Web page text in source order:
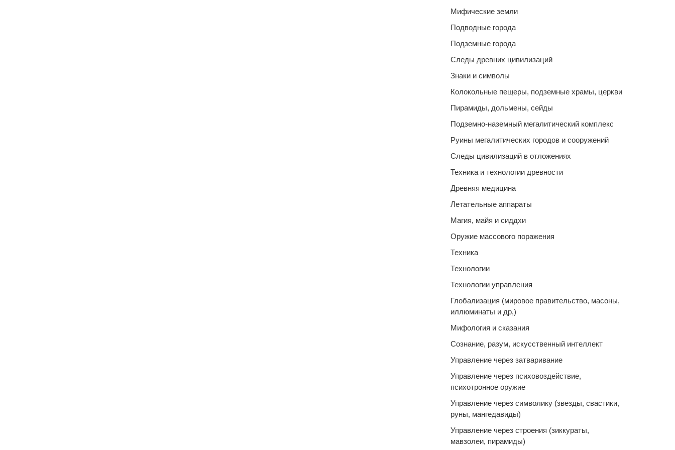
Мифические земли
Подводные города
Подземные города
Следы древних цивилизаций
Знаки и символы
Колокольные пещеры, подземные храмы, церкви
Пирамиды, дольмены, сейды
Подземно-наземный мегалитический комплекс
Руины мегалитических городов и сооружений
Следы цивилизаций в отложениях
Техника и технологии древности
Древняя медицина
Летательные аппараты
Магия, майя и сиддхи
Оружие массового поражения
Техника
Технологии
Технологии управления
Глобализация (мировое правительство, масоны,
иллюминаты и др,)
Мифология и сказания
Сознание, разум, искусственный интеллект
Управление через затваривание
Управление через психовоздействие,
психотронное оружие
Управление через символику (звезды, свастики,
руны, мангедавиды)
Управление через строения (зиккураты,
мавзолеи, пирамиды)